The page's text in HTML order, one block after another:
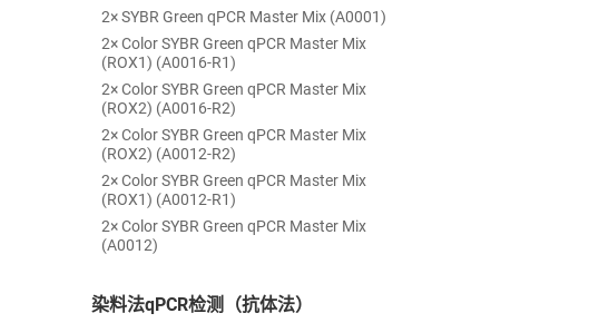
2× SYBR Green qPCR Master Mix (A0001)
2× Color SYBR Green qPCR Master Mix
(ROX1) (A0016-R1)
2× Color SYBR Green qPCR Master Mix
(ROX2) (A0016-R2)
2× Color SYBR Green qPCR Master Mix
(ROX2) (A0012-R2)
2× Color SYBR Green qPCR Master Mix
(ROX1) (A0012-R1)
2× Color SYBR Green qPCR Master Mix
(A0012)
染料法qPCR检测（抗体法）